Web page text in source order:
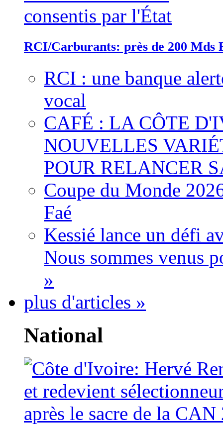
RCI/Carburants: près de 200 Mds
RCI : une banque
vocal
CAFÉ : LA CÔTE
NOUVELLES
POUR RELANCER
Coupe du Monde
Faé
Kessié lance un défi
Nous sommes venus
»
plus d'articles »
National